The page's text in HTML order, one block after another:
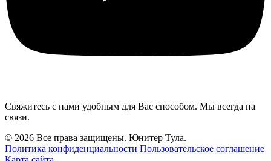
Свяжитесь с нами удобным для Вас способом. Мы всегда на
связи.
© 2026 Все права защищены. Юнитер Тула.
Политика конфиденциальности Пользовательское соглашение